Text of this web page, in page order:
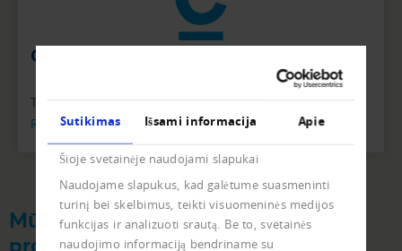
Sutikimas Išsami informacija Apie
Šioje svetainėje naudojami slapukai
Naudojame slapukus, kad galėtume suasmeninti
turinį bei skelbimus, teikti visuomeninės medijos
funkcijas ir analizuoti srautą. Be to, svetainės
naudojimo informaciją bendriname su
Creditreform Lietuva
Telefono numeris+370 5 - 266 - 1380
Rašykite el. laišką
Mūsų rinkodaros paslaugų
pranašumai